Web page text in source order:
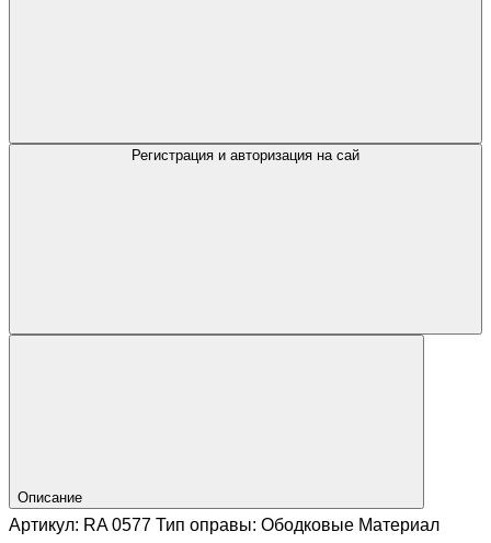
Регистрация и авторизация на сай
Описание
Артикул: RA 0577 Тип оправы: Ободковые Материал